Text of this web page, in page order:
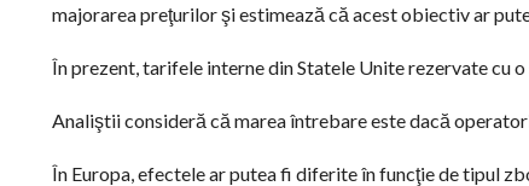
majorarea preţurilor şi estimează că acest obiectiv ar
În prezent, tarifele interne din Statele Unite rezervate cu
Analiştii consideră că marea întrebare este dacă
În Europa, efectele ar putea fi diferite în funcţie de tipul